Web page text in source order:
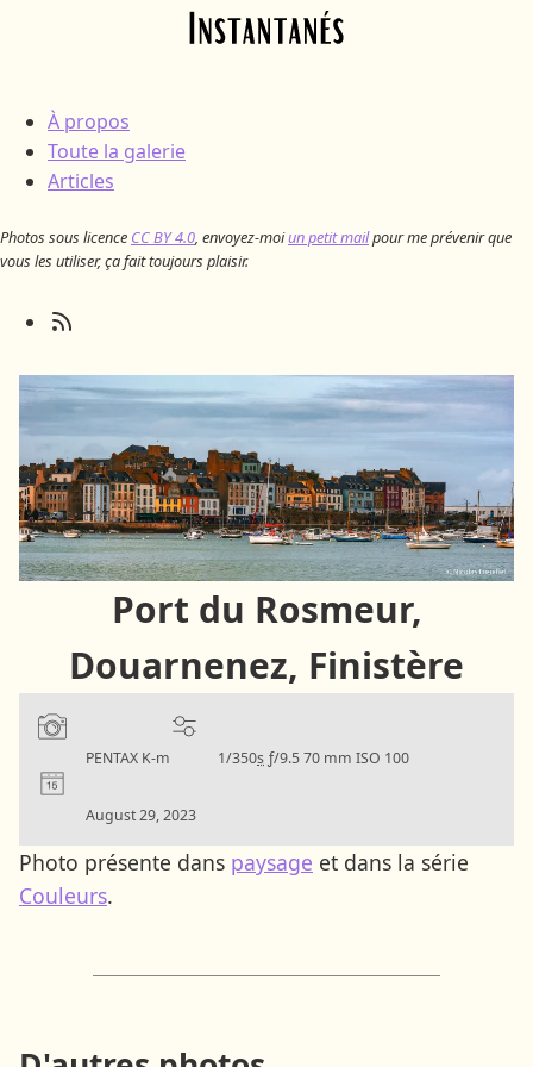
Skip to main content
À propos
Toute la galerie
Articles
Photos sous licence CC BY 4.0, envoyez-moiun petit mailpour me prévenir que
vous les utiliser, ça fait toujours plaisir.
Port du Rosmeur,
Douarnenez, Finistère
PENTAX K-m
1/350s ƒ/9.570 mm ISO 100
August 29, 2023
Photo présente dans paysage et dans la série
Couleurs.